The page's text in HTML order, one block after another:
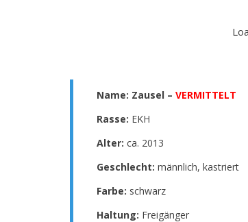
Name: Zausel – VERMITTELT
Rasse: EKH
Alter: ca. 2013
Geschlecht: männlich, kastriert
Farbe: schwarz
Haltung: Freigänger